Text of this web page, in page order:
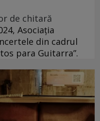
de chitară
Asociația
din cadrul
para Guitarra”.